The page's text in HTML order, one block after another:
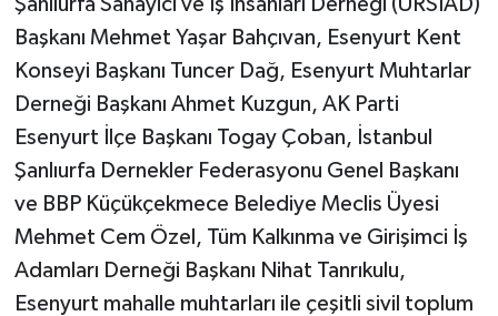
Başkanı Mehmet Yaşar Bahçıvan, Esenyurt Kent
Konseyi Başkanı Tuncer Dağ, Esenyurt Muhtarlar
Derneği Başkanı Ahmet Kuzgun, AK Parti
Esenyurt İlçe Başkanı Togay Çoban, İstanbul
Şanlıurfa Dernekler Federasyonu Genel Başkanı
ve BBP Küçükçekmece Belediye Meclis Üyesi
Mehmet Cem Özel, Tüm Kalkınma ve Girişimci İş
Adamları Derneği Başkanı Nihat Tanrıkulu,
Esenyurt mahalle muhtarları ile çeşitli sivil toplum